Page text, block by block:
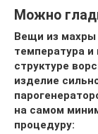
Можно
Вещи из махры
температура
структуре
изделие
на самом
процедуру: